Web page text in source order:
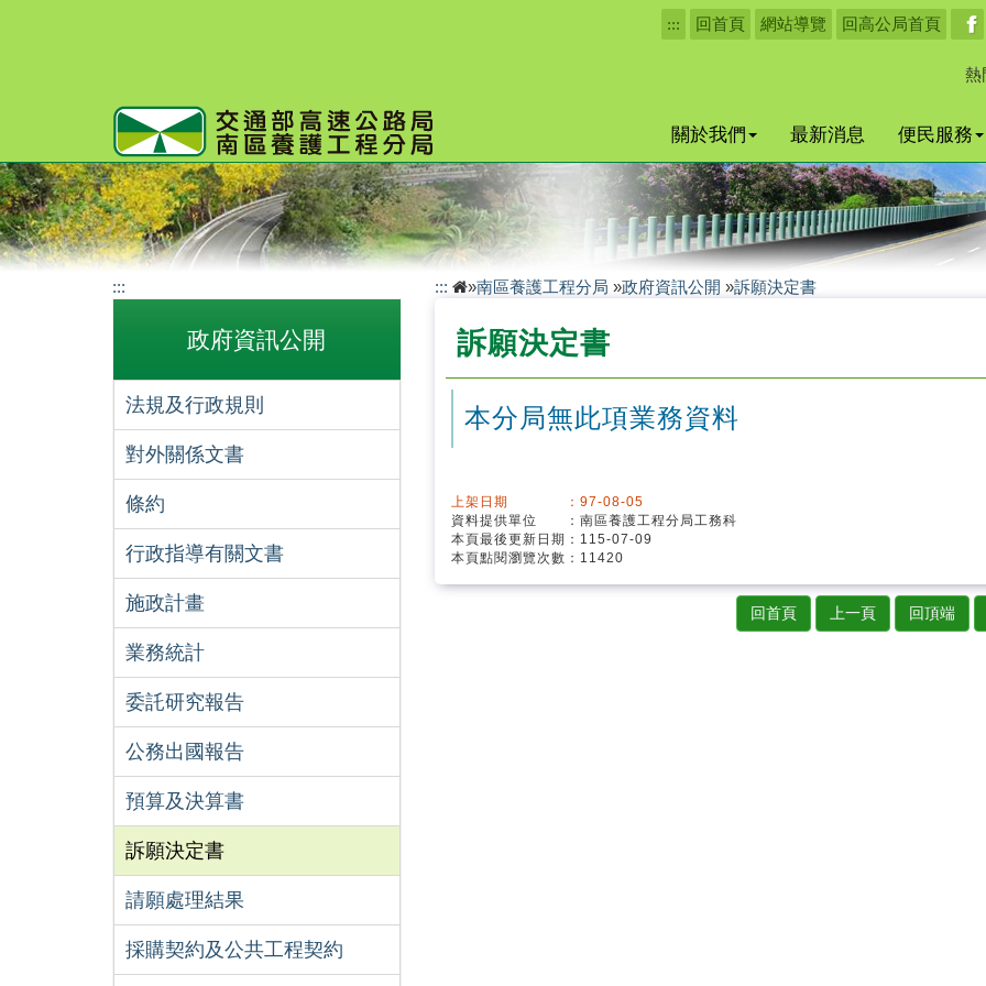
內
::: 回首頁 網站導覽 回高公局首頁
熱
關於我們 最新消息 便民服務
:::
政府資訊公開
法規及行政規則
對外關係文書
條約
行政指導有關文書
施政計畫
業務統計
委託研究報告
公務出國報告
預算及決算書
訴願決定書
請願處理結果
採購契約及公共工程契約
::: »南區養護工程分局 »政府資訊公開 »訴願決定書
訴願決定書
本分局無此項業務資料
上架日期 ：97-08-05
資料提供單位 ：南區養護工程分局工務科
本頁最後更新日期：115-07-09
本頁點閱瀏覽次數：11420
回首頁 上一頁 回頂端